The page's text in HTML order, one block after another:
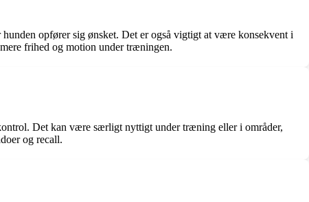
opfører sig ønsket. Det er også vigtigt at være konsekvent i
frihed og motion under træningen.
Det kan være særligt nyttigt under træning eller i områder,
og recall.